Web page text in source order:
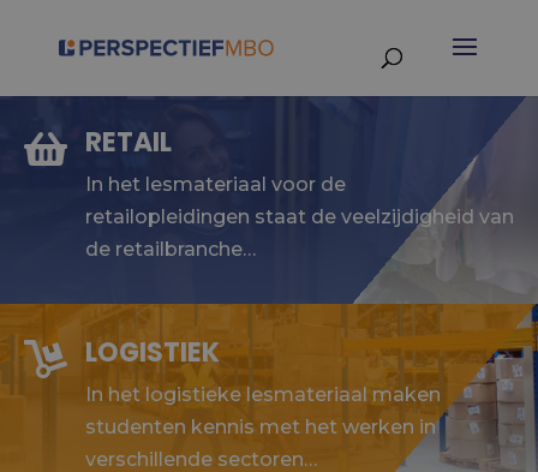
 RETAIL
In het lesmateriaal voor de
retailopleidingen staat de veelzijdigheid van
de retailbranche…
 LOGISTIEK
In het logistieke lesmateriaal maken
studenten kennis met het werken in
verschillende sectoren…